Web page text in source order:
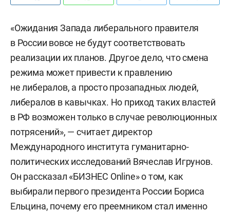
«Ожидания Запада либерального правителя
в России вовсе не будут соответствовать
реализации их планов. Другое дело, что смена
режима может привести к правлению
не либералов, а просто прозападных людей,
либералов в кавычках. Но приход таких властей
в РФ возможен только в случае революционных
потрясений», — считает директор
Международного института гуманитарно-
политических исследований Вячеслав Игрунов.
Он рассказал «БИЗНЕС Online» о том, как
выбирали первого президента России Бориса
Ельцина, почему его преемником стал именно